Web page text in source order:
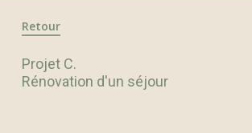
Retour
Projet C.
Rénovation d'un séjour